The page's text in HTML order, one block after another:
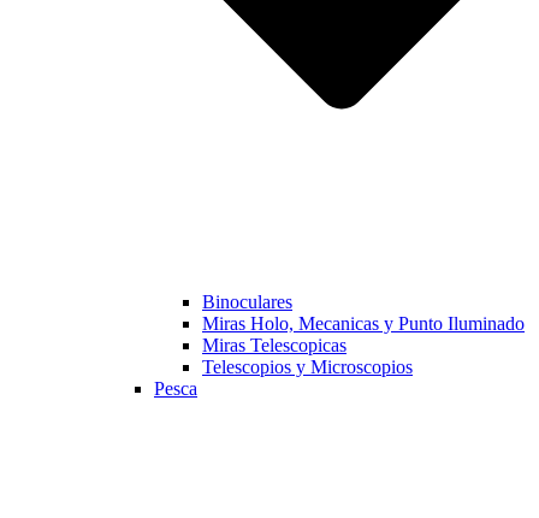
Binoculares
Miras Holo, Mecanicas y Punto Iluminado
Miras Telescopicas
Telescopios y Microscopios
Pesca